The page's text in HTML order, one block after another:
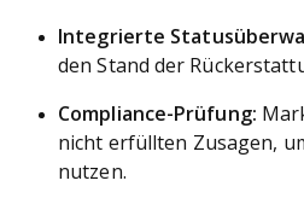
Integrierte
den Stand der
Compliance-Prüfung:
nicht erfüllten Zusagen,
nutzen.